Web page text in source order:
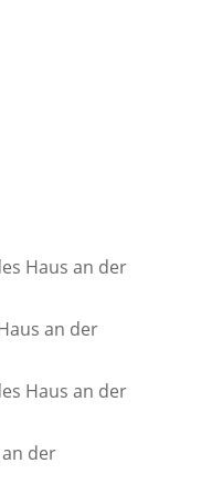
Haus an der
an der
Haus an der
der